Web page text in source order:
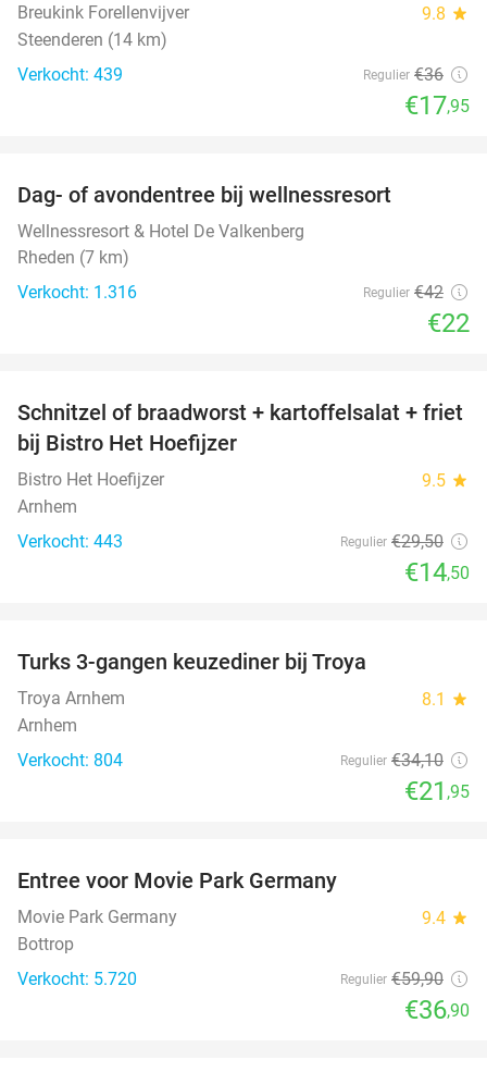
Breukink Forellenvijver 9.8 star
Steenderen (14 km)
Verkocht: 439
Regulier €36
€17,95
Dag- of avondentree bij wellnessresort
Wellnessresort & Hotel De Valkenberg
Rheden (7 km)
Verkocht: 1.316
Regulier €42
€22
51%
Schnitzel of braadworst + kartoffelsalat + friet
bij Bistro Het Hoefijzer
Bistro Het Hoefijzer 9.5 star
Arnhem
Verkocht: 443
Regulier €29,50
€14,50
Turks 3-gangen keuzediner bij Troya
Troya Arnhem 8.1 star
Arnhem
Verkocht: 804
Regulier €34,10
€21 ,95
Entree voor Movie Park Germany
Movie Park Germany 9.4 star
Bottrop
Verkocht: 5.720
Regulier €59,90
€36,90